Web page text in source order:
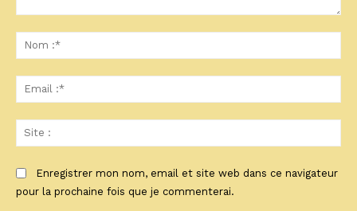
:*
:*
:
Enregistrer mon nom, email et site web dans ce navigateur
pour la prochaine fois que je commenterai.